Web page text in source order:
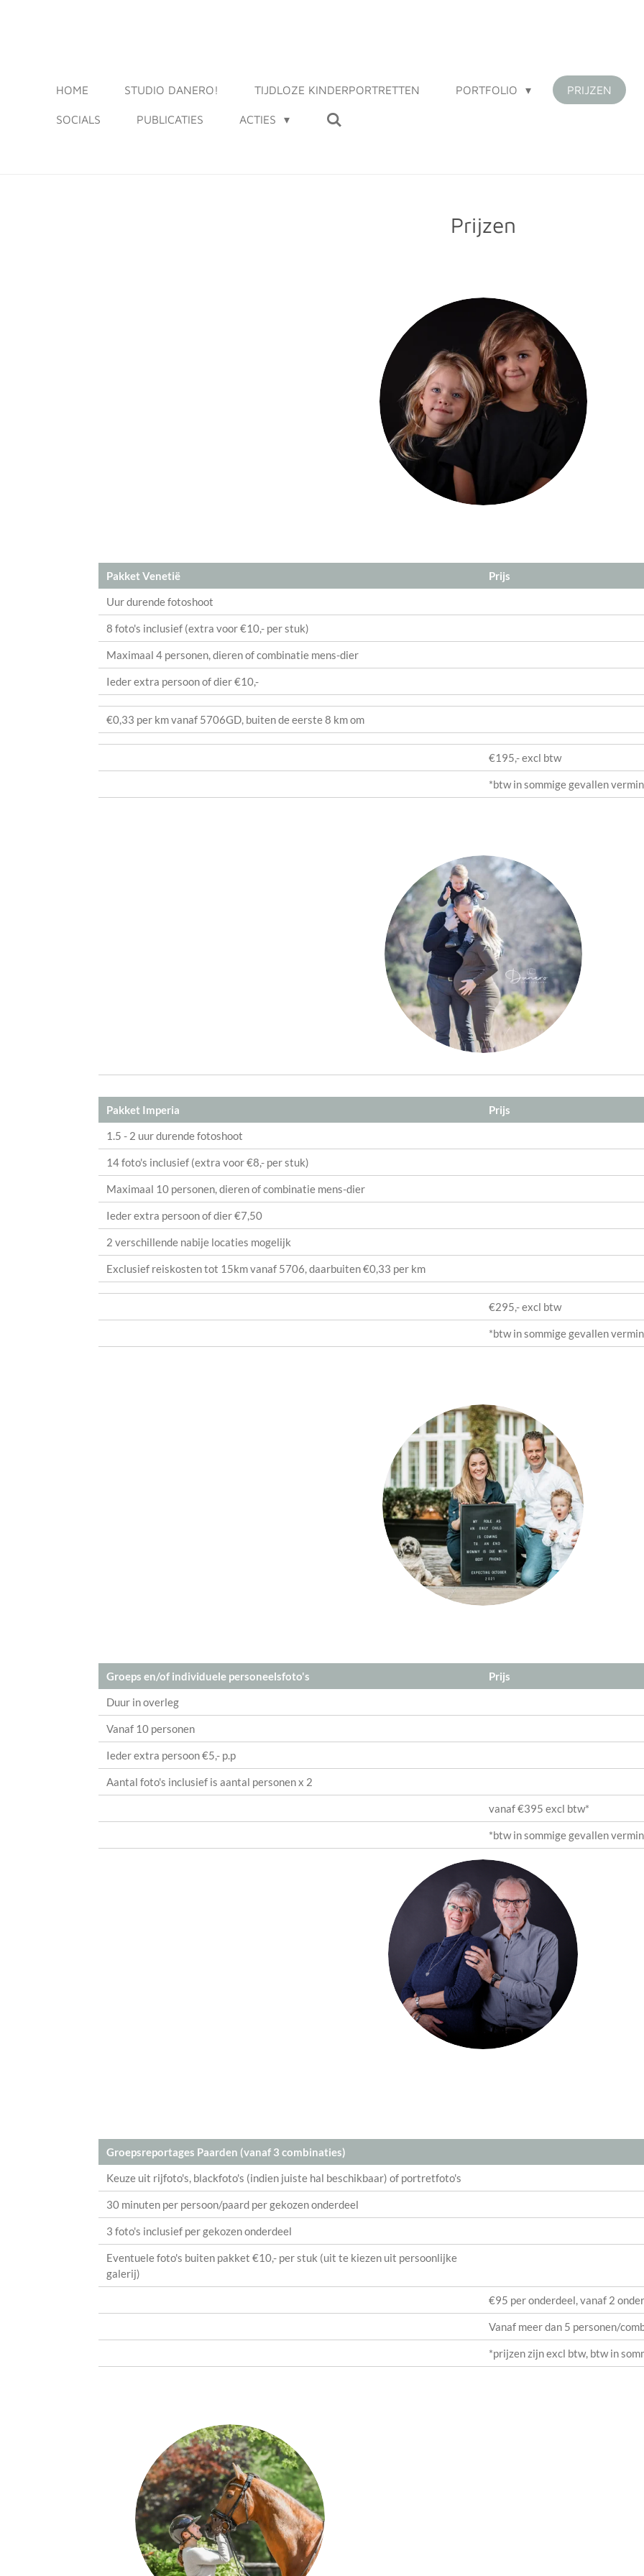
hoofdinhoudHOME STUDIO DANERO! TIJDLOZE KINDERPORTRETTEN PORTFOLIO PRIJZEN
SOCIALS PUBLICATIES ACTIES
Prijzen
Pakket Venetië
Prijs
Uur durende fotoshoot
8 foto's inclusief (extra voor €10,- per stuk)
Maximaal 4 personen, dieren of combinatie mens-dier
Ieder extra persoon of dier €10,-
€0,33 per km vanaf 5706GD, buiten de eerste 8 km om
€195,- excl btw
*btw in sommige gevallen
Pakket Imperia
Prijs
1.5 - 2 uur durende fotoshoot
14 foto's inclusief (extra voor €8,- per stuk)
Maximaal 10 personen, dieren of combinatie mens-dier
Ieder extra persoon of dier €7,50
2 verschillende nabije locaties mogelijk
Exclusief reiskosten tot 15km vanaf 5706, daarbuiten €0,33 per km
€295,- excl btw
*btw in sommige gevallen
Groeps en/of individuele personeelsfoto's
Prijs
Duur in overleg
Vanaf 10 personen
Ieder extra persoon €5,- p.p
Aantal foto's inclusief is aantal personen x 2
vanaf €395 excl btw*
*btw in sommige gevallen
Groepsreportages Paarden (vanaf 3 combinaties)
Keuze uit rijfoto's, blackfoto's (indien juiste hal beschikbaar) of portretfoto's
30 minuten per persoon/paard per gekozen onderdeel
3 foto's inclusief per gekozen onderdeel
Eventuele foto's buiten pakket €10,- per stuk (uit te kiezen uit persoonlijke
galerij)
€95 per onderdeel, vanaf 2
Vanaf meer dan 5 personen/
*prijzen zijn excl btw, btw in